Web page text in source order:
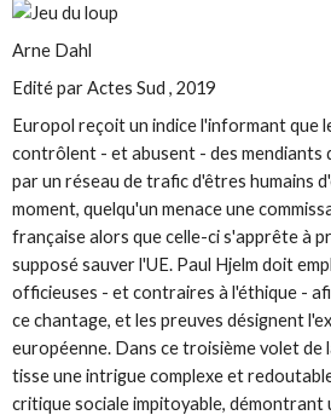
Arne Dahl
Edité par Actes Sud , 2019
Europol reçoit un indice l'informant que
contrôlent - et abusent - des mendiants
par un réseau de trafic d'êtres humains
moment, quelqu'un menace une
française alors que celle-ci s'apprête à
supposé sauver l'UE. Paul Hjelm doit
officieuses - et contraires à l'éthique -
ce chantage, et les preuves désignent
européenne. Dans ce troisième volet de
tisse une intrigue complexe et
critique sociale impitoyable, démontrant